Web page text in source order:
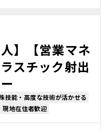
】【営業マネ
スチック射出
技能・高度な技術が活かせる
現地在住者歓迎